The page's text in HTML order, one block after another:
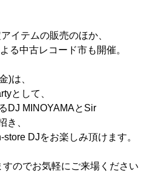
イテムの販売のほか、
る中古レコード市も開催。
)は、
として、
DJ MINOYAMAとSir
き、
DJをお楽しみ頂けます。
のでお気軽にご来場ください